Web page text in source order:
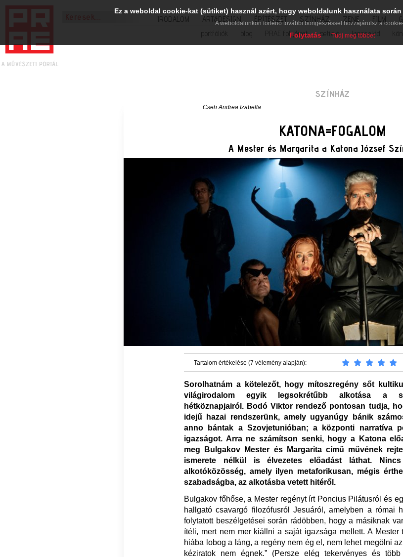
IRODALOM ART&DESIGN ÉPÍTÉSZET SZÍNHÁZ ZENE FILM
portfóliók
blog PRAE folyóirat petíció lapcsalád
SZÍNHÁZ
Cseh Andrea Izabella
KATONA=FOGALOM
A Mester és Margarita a Katona József
Tartalom értékelése (7 vélemény alapján):
Sorolhatnám a kötelezőt, hogy mítoszregény sőt
világirodalom egyik legsokrétűbb alkotása a
hétköznapjairól. Bodó Viktor rendező pontosan tudja,
idejű hazai rendszerünk, amely ugyanúgy bánik
anno bántak a Szovjetunióban; a központi narratíva
igazságot. Arra ne számítson senki, hogy a Katona
meg Bulgakov Mester és Margarita című művének
ismerete nélkül is élvezetes előadást láthat.
alkotóközösség, amely ilyen metaforikusan, mégis
szabadságba, az alkotásba vetett hitéről.
Bulgakov főhőse, a Mester regényt írt Poncius Pilátusról és
hallgató csavargó filozófusról Jesuáról, amelyben a római
folytatott beszélgetései során rádöbben, hogy a másiknak
ítéli, mert nem mer kiállni a saját igazsága mellett. A Mester
hiába lobog a láng, a regény nem ég el, nem lehet megölni
kéziratok nem égnek.” (Persze elég tekervényes és
Ez a weboldal cookie-kat (sütiket) használ azért, hogy weboldalunk használata
A weboldalunkon történő további böngészéssel hozzájárulsz a
Folytatás Tudj meg többet